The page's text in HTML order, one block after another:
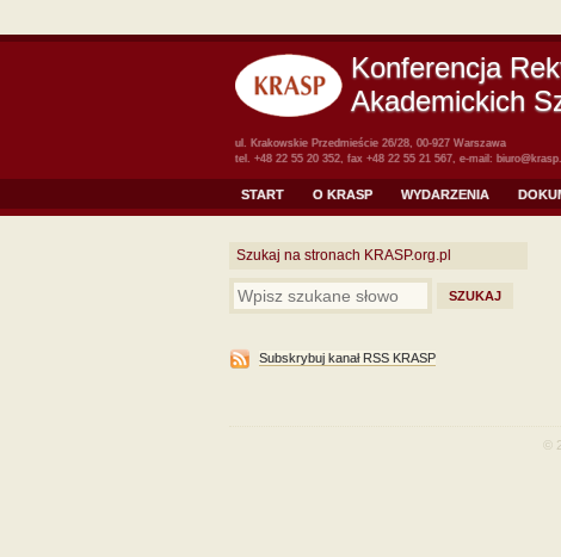
Konferencja
Akademickich
ul. Krakowskie Przedmieście 26/28, 00-927 Warszawa
tel. +48 22 55 20 352, fax +48 22 55 21 567, e-mail:
START O KRASP WYDARZENIA
Szukaj na stronach KRASP.org.pl
Subskrybuj kanał RSS KRASP
©